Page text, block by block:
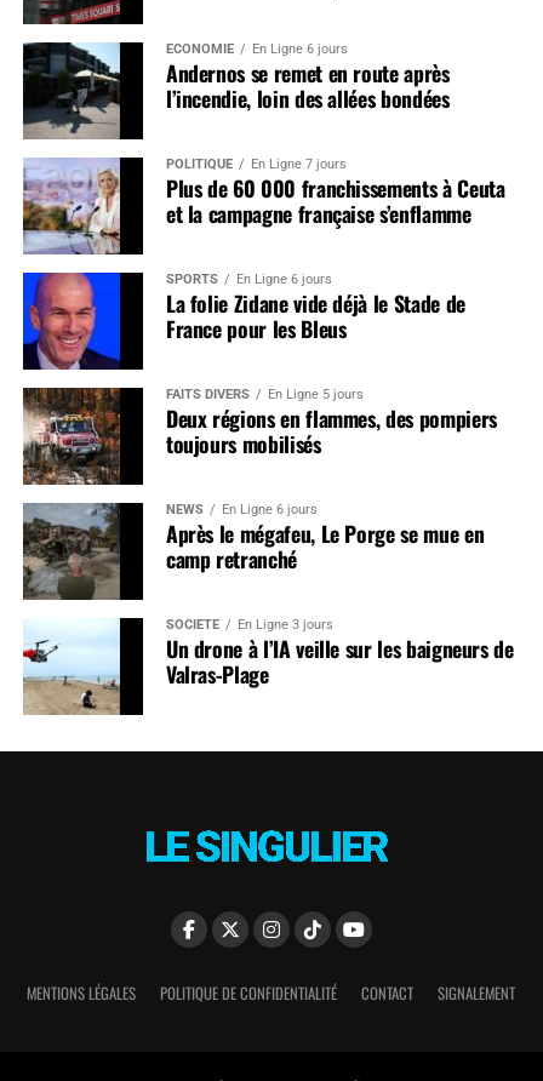
ÉCONOMIE En Ligne 6 jours
Andernos se remet en route après
l’incendie, loin des allées bondées
POLITIQUE En Ligne 7 jours
Plus de 60 000 franchissements à Ceuta
et la campagne française s’enflamme
SPORTS En Ligne 6 jours
La folie Zidane vide déjà le Stade de
France pour les Bleus
FAITS DIVERS En Ligne 5 jours
Deux régions en flammes, des pompiers
toujours mobilisés
NEWS En Ligne 6 jours
Après le mégafeu, Le Porge se mue en
camp retranché
SOCIÉTÉ En Ligne 3 jours
Un drone à l’IA veille sur les baigneurs de
Valras-Plage
MENTIONS LÉGALES POLITIQUE DE CONFIDENTIALITÉ CONTACT SIGNALEMENT